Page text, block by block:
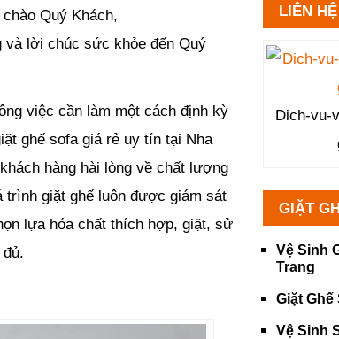
Quý Khách,
lời chúc sức khỏe đến Quý
việc cần làm một cách định kỳ
ghế sofa giá rẻ uy tín tại Nha
hàng hài lòng về chất lượng
trình giặt ghế luôn được giám sát
lựa hóa chất thích hợp, giặt, sử
LIÊN
Dich-vu-
GIẶT
Vệ Sinh
Trang
Giặt Ghế
Vệ Sinh